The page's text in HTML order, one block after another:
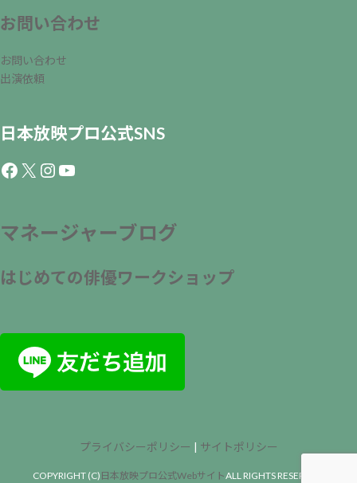
お問い合わせ
お問い合わせ
出演依頼
日本放映プロ公式SNS
Facebook
X Instagram
YouTube
マネージャーブログ
はじめての俳優ワークショップ
プライバシーポリシー | サイトポリシー
COPYRIGHT (C) 日本放映プロ公式WebサイトALL RIGHTS RESERVED.